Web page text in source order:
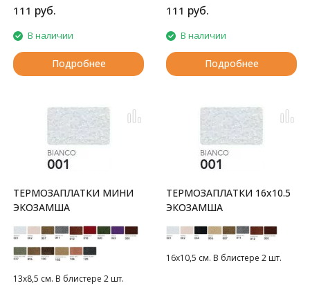
111 руб.
В наличии
Подробнее
111 руб.
В наличии
Подробнее
ТЕРМОЗАПЛАТКИ МИНИ
ЭКОЗАМША
13х8,5 см. В блистере 2 шт.
ТЕРМОЗАПЛАТКИ 16x10.5
ЭКОЗАМША
16х10,5 см. В блистере 2 шт.